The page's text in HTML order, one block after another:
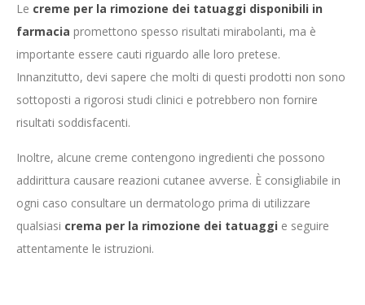
Le creme per la rimozione dei tatuaggi disponibili in
farmacia promettono spesso risultati mirabolanti, ma è
importante essere cauti riguardo alle loro pretese.
Innanzitutto, devi sapere che molti di questi prodotti non sono
sottoposti a rigorosi studi clinici e potrebbero non fornire
risultati soddisfacenti.
Inoltre, alcune creme contengono ingredienti che possono
addirittura causare reazioni cutanee avverse. È consigliabile in
ogni caso consultare un dermatologo prima di utilizzare
qualsiasi crema per la rimozione dei tatuaggi e seguire
attentamente le istruzioni.